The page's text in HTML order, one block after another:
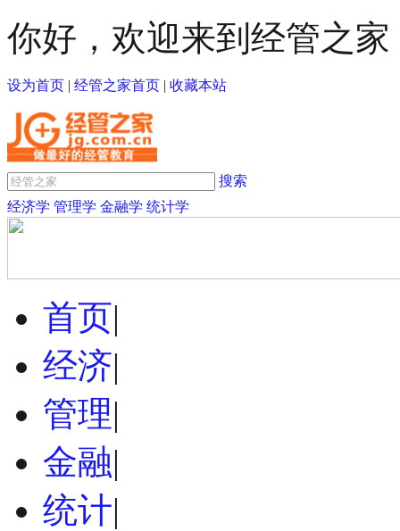
你好，欢迎来到经管之家
设为首页 | 经管之家首页 | 收藏本站
搜索
经济学 管理学 金融学 统计学
首页|
经济|
管理|
金融|
统计|